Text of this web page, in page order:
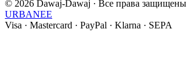
© 2026 Dawaj-Dawaj · Все права защищены
URBANEE
Visa · Mastercard · PayPal · Klarna · SEPA